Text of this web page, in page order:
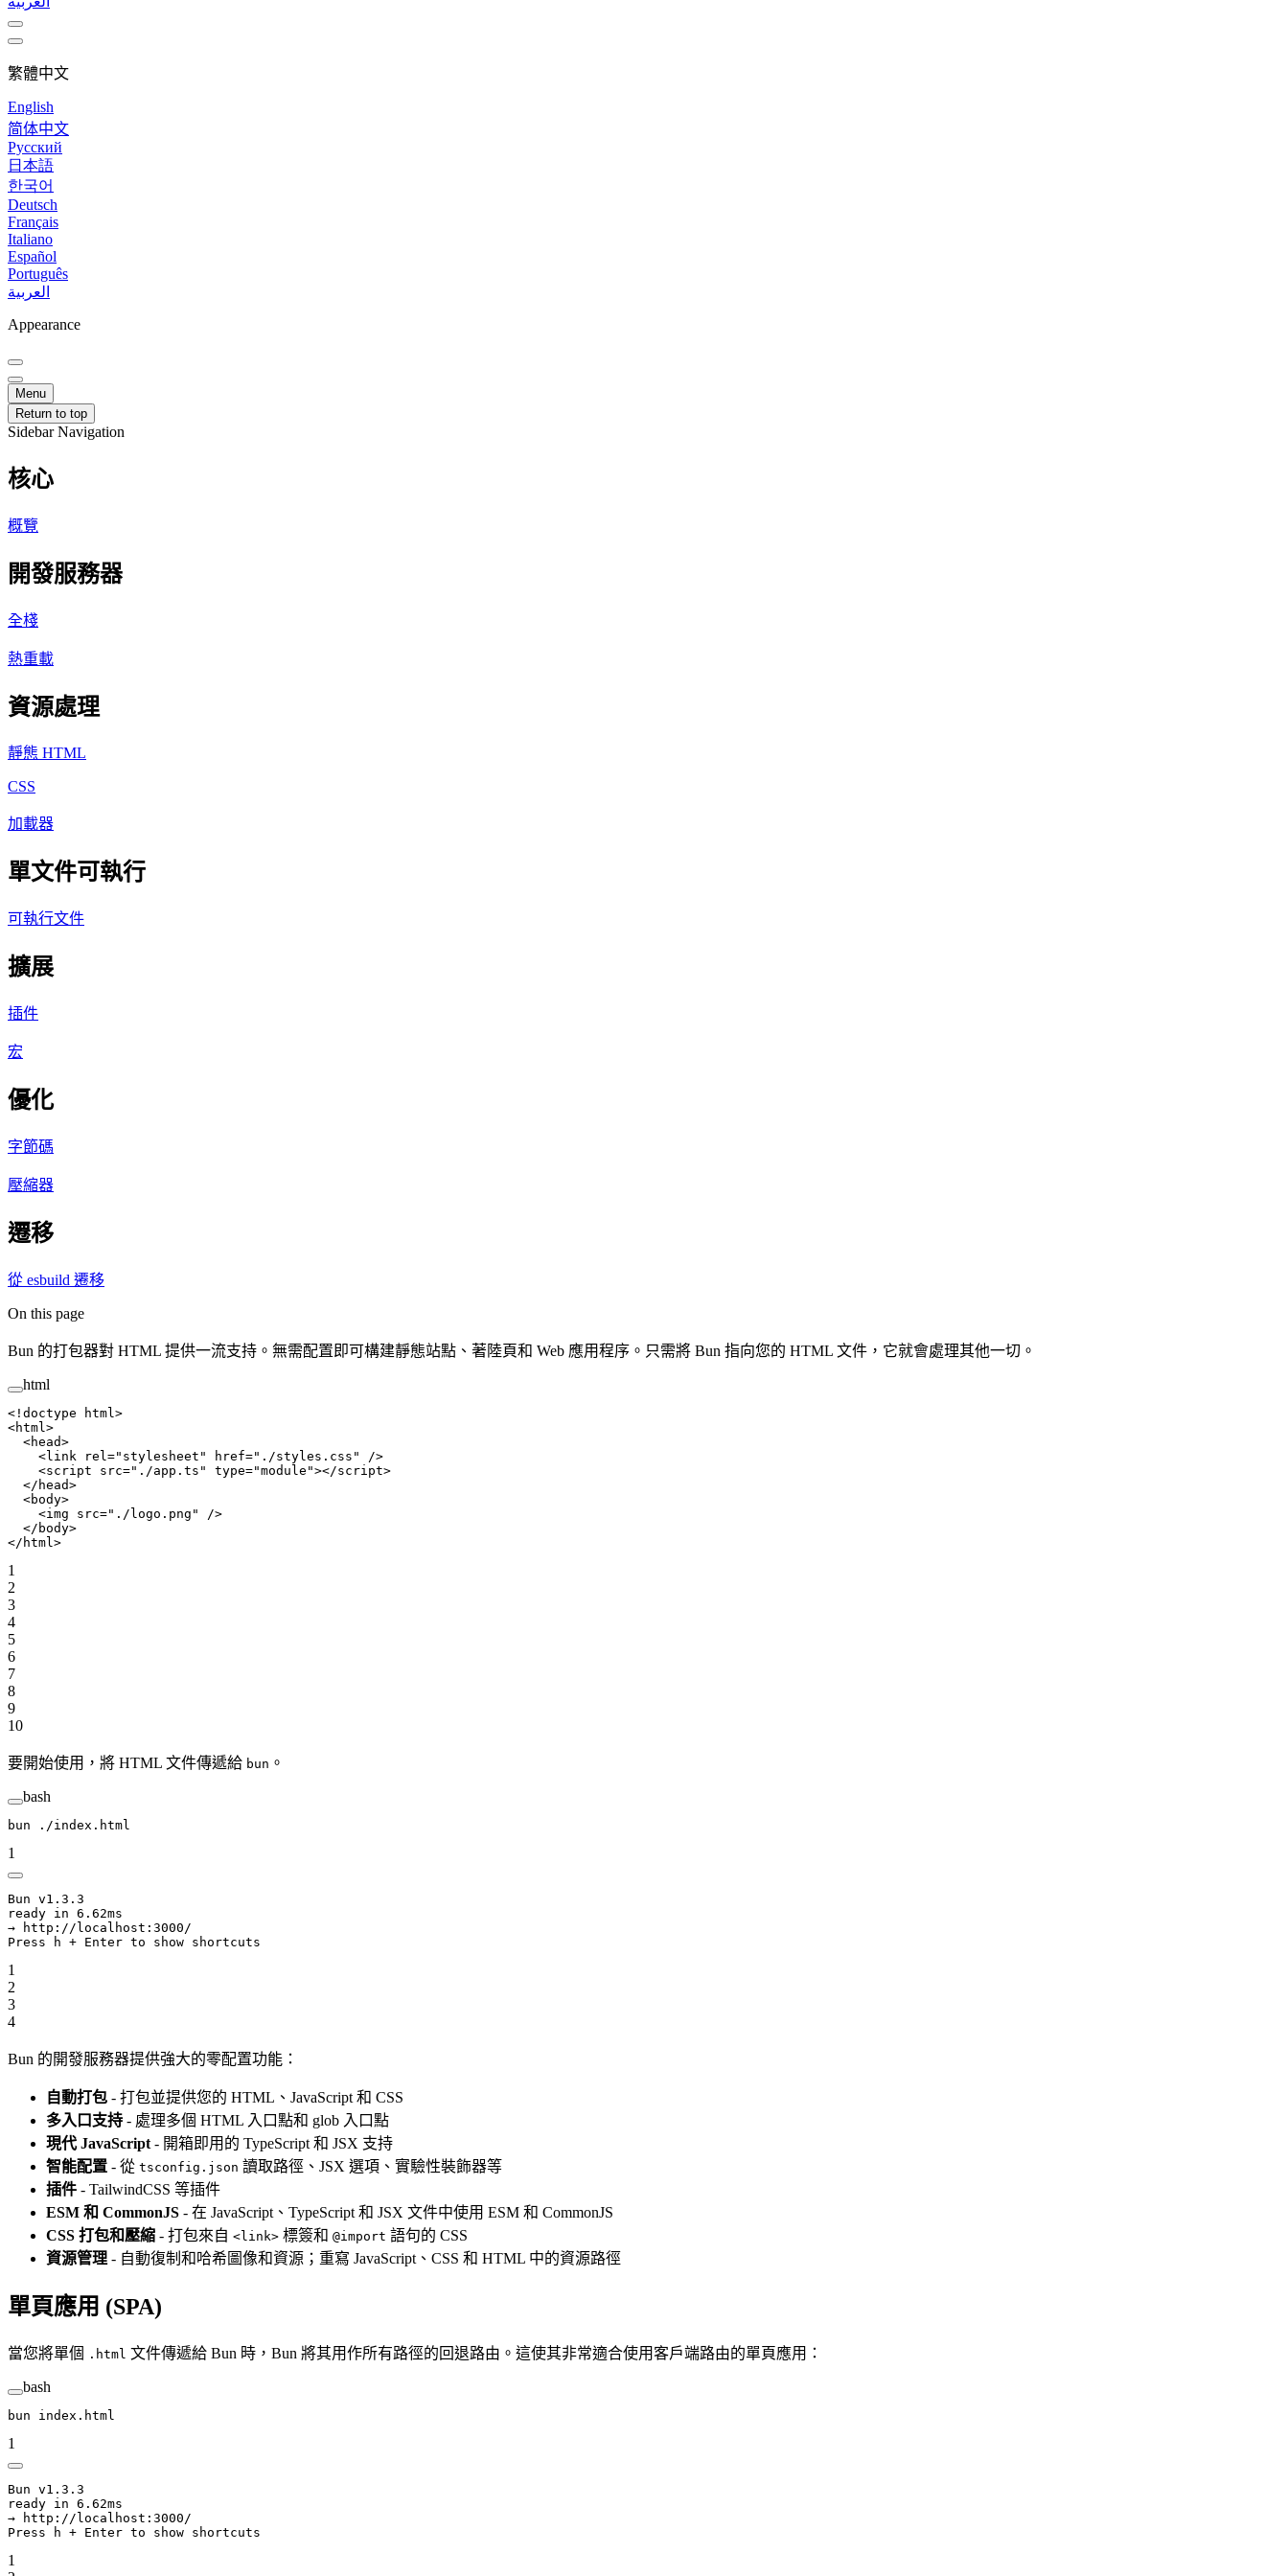
繁體中文
English
简体中文
Русский
日本語
한국어
Deutsch
Français
Italiano
Español
Português
العربية
Appearance
Menu
Return to top
Sidebar Navigation
核心
概覽
開發服務器
全棧
熱重載
資源處理
靜態 HTML
CSS
加載器
單文件可執行
可執行文件
擴展
插件
宏
優化
字節碼
壓縮器
遷移
從 esbuild 遷移
On this page
Bun 的打包器對 HTML 提供一流支持。無需配置即可構建靜態站點、著陸頁和 Web 應用程序。只需將 Bun 指向您的 HTML 文件，它就會處理其他一切。
html
<! doctype html >
<html >
  <
head>
    <
link rel ="stylesheet" href="./styles.css"
/>
    <
script src="./app.ts" type="module"></script>
  </
head>
  <
body>
    <
img src="./logo.png"
/>
  </
body>
</ html >
1
2
3
4
5
6
7
8
9
10
要開始使用，將 HTML 文件傳遞給 bun 。
bash
bun ./index.html
1
Bun v1.3.3
ready in 6.62ms
→ http://localhost:3000/
Press h + Enter to show shortcuts
1
2
3
4
Bun 的開發服務器提供強大的零配置功能：
自動打包 - 打包並提供您的 HTML、JavaScript 和 CSS
多入口支持 - 處理多個 HTML 入口點和 glob 入口點
現代 JavaScript - 開箱即用的 TypeScript 和 JSX 支持
智能配置 - 從 tsconfig.json 讀取路徑、JSX 選項、實驗性裝飾器等
插件 - TailwindCSS 等插件
ESM 和 CommonJS - 在 JavaScript、TypeScript 和 JSX 文件中使用 ESM 和 CommonJS
CSS 打包和壓縮 - 打包來自 <link> 標簽和 @import 語句的 CSS
資源管理 - 自動復制和哈希圖像和資源；重寫 JavaScript、CSS 和 HTML 中的資源路徑
單頁應用 (SPA)
當您將單個 .html 文件傳遞給 Bun 時，Bun 將其用作所有路徑的回退路由。這使其非常適合使用客戶端路由的單頁應用：
bash
bun index.html
1
Bun v1.3.3
ready in 6.62ms
→ http://localhost:3000/
Press h + Enter to show shortcuts
1